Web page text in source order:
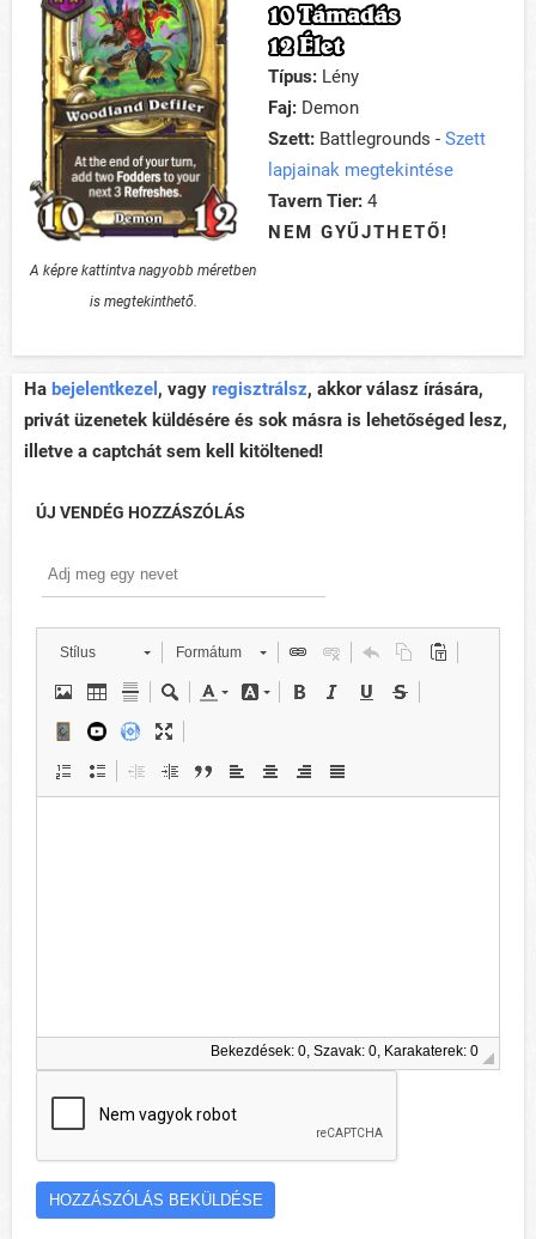
A képre kattintva nagyobb méretben
is megtekinthető.
10 Támadás
12 Élet
Típus: Lény
Faj: Demon
Szett: Battlegrounds - Szett
lapjainak megtekintése
Tavern Tier: 4
NEM GYŰJTHETŐ!
Ha bejelentkezel , vagy regisztrálsz, akkor válasz írására,
privát üzenetek küldésére és sok másra is lehetőséged lesz,
illetve a captchát sem kell kitöltened!
ÚJ VENDÉG HOZZÁSZÓLÁS
Stílus Formátum
Bekezdések: 0, Szavak: 0, Karakaterek: 0